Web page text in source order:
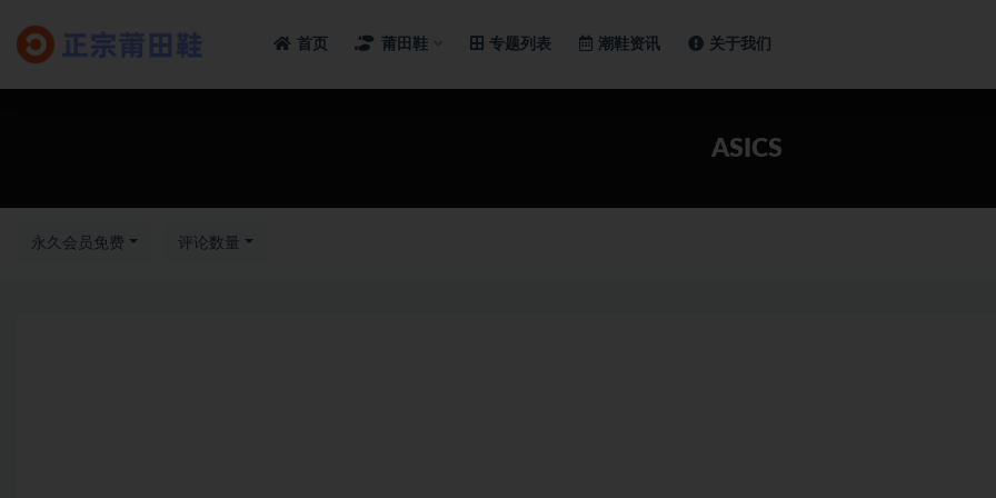
首页 莆田鞋 专题列表 潮鞋资讯 关于我们
ASICS
永久会员免费 评论数量